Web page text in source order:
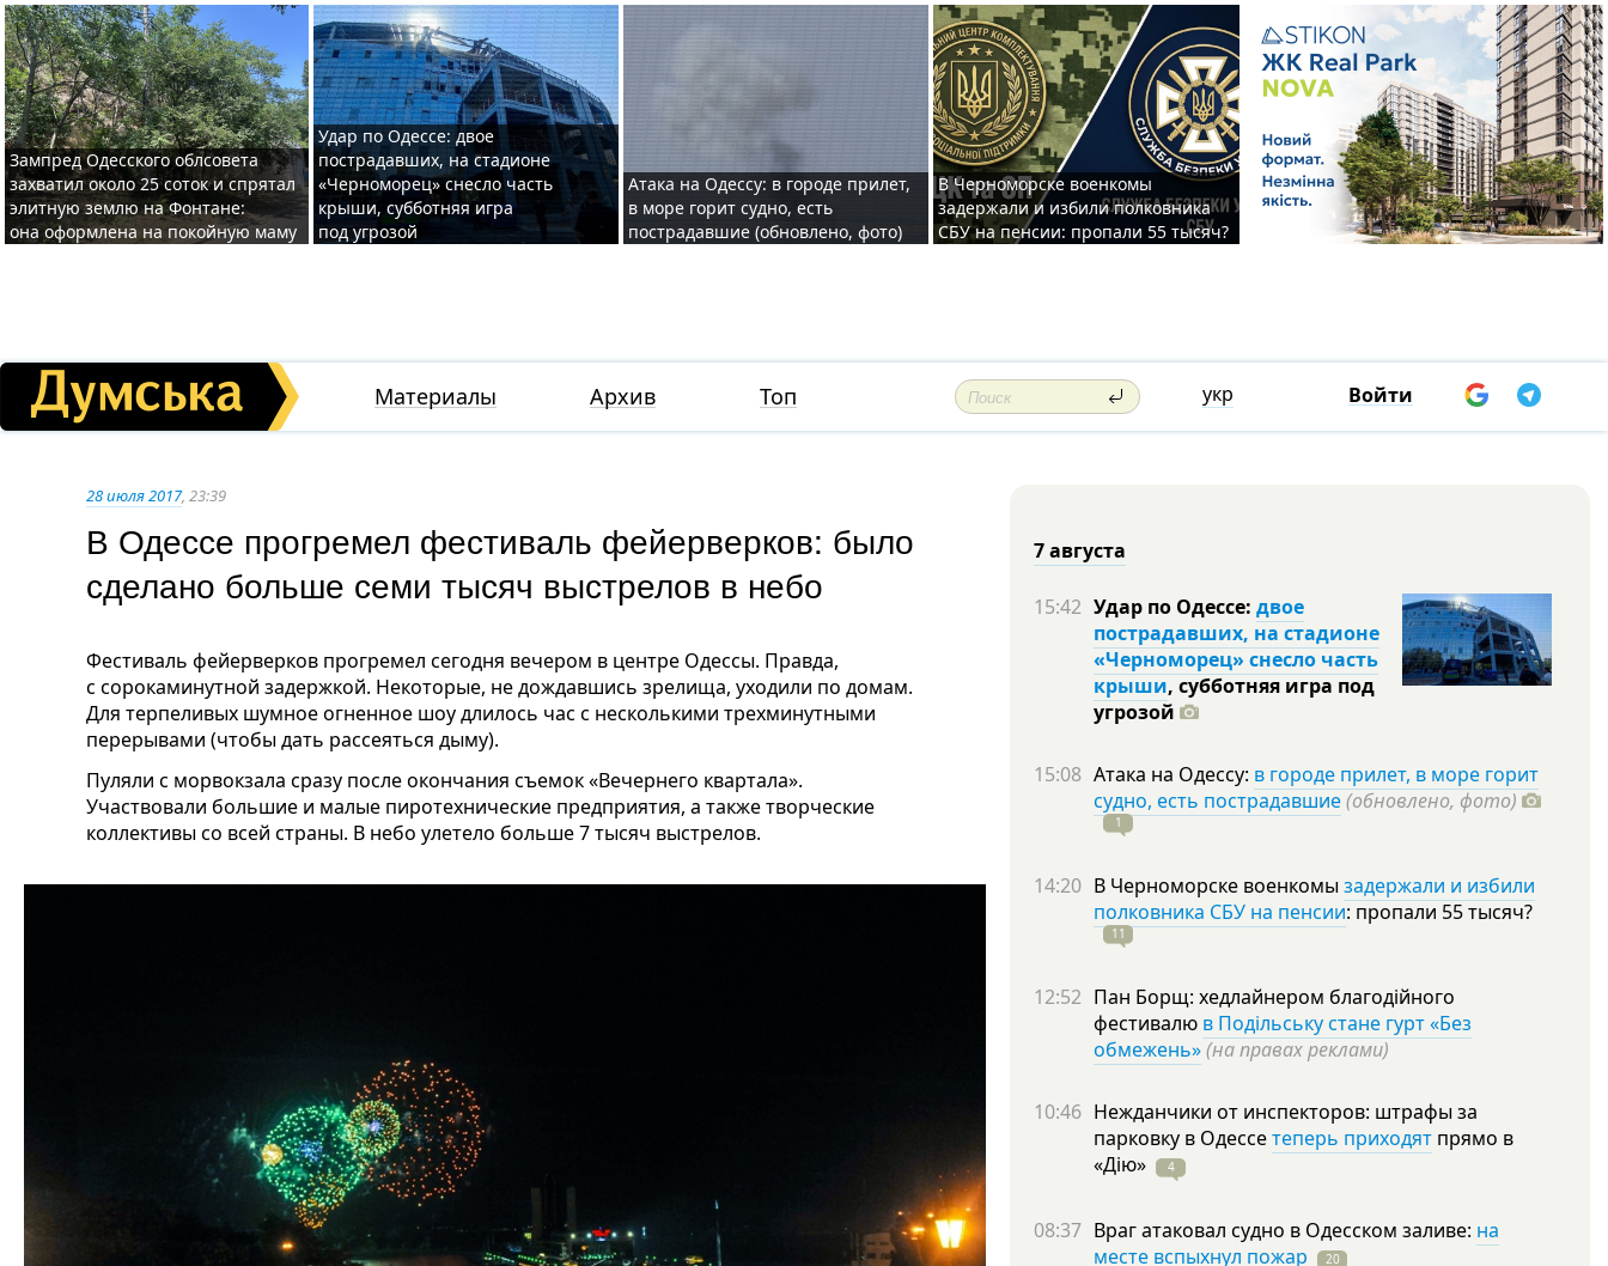
Зампред Одесского облсовета
захватил около 25 соток и спрятал
элитную землю на Фонтане:
она оформлена на покойную маму
Удар по Одессе: двое
пострадавших, на стадионе
«Черноморец» снесло часть
крыши, субботняя игра
под угрозой
Атака на Одессу: в городе прилет,
в море горит судно, есть
пострадавшие (обновлено, фото)
В Черноморске военкомы
задержали и избили полковника
СБУ на пенсии: пропали 55 тысяч?
Материалы Архив Топ укр Войти
28 июля 2017, 23:39
В Одессе прогремел фестиваль фейерверков: было
сделано больше семи тысяч выстрелов в небо
Фестиваль фейерверков прогремел сегодня вечером в центре Одессы. Правда,
с сорокаминутной задержкой. Некоторые, не дождавшись зрелища, уходили по домам.
Для терпеливых шумное огненное шоу длилось час с несколькими трехминутными
перерывами (чтобы дать рассеяться дыму).
Пуляли с морвокзала сразу после окончания съемок «Вечернего квартала».
Участвовали большие и малые пиротехнические предприятия, а также творческие
коллективы со всей страны. В небо улетело больше 7 тысяч выстрелов.
7 августа
15:42 Удар по Одессе: двое
пострадавших, на стадионе
«Черноморец» снесло часть
крыши, субботняя игра под
угрозой
15:08 Атака на Одессу: в городе прилет, в море горит
судно, есть пострадавшие(обновлено, фото)
1
14:20 В Черноморске военкомы задержали и избили
полковника СБУ на пенсии: пропали 55тысяч?
11
12:52 Пан Борщ: хедлайнером благодійного
фестивалю в Подільську стане гурт «Без
обмежень»(на правах реклами)
10:46 Нежданчики от инспекторов: штрафы за
парковку в Одессетеперь приходят прямо в
«Дію»
4
08:37 Враг атаковал судно в Одесском заливе: на
месте вспыхнул пожар
20